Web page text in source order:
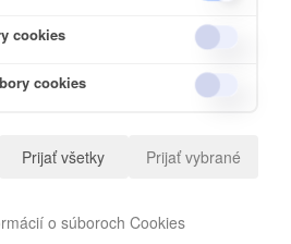
cookies
cookies
Prijať všetky Prijať vybrané
o súboroch Cookies